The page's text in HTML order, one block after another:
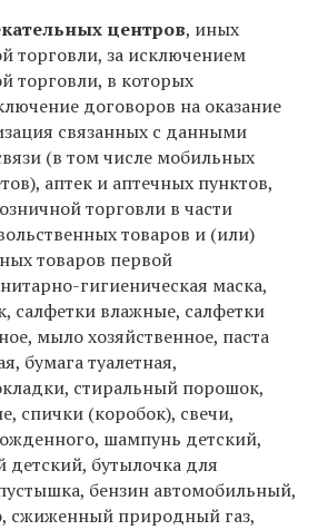
центров, иных
торговли, за исключением
торговли, в которых
договоров на оказание
связанных с данными
(в том числе мобильных
аптек и аптечных пунктов,
торговли в части
товаров и (или)
товаров первой
гигиеническая маска,
салфетки влажные, салфетки
мыло хозяйственное, паста
бумага туалетная,
стиральный порошок,
спички (коробок), свечи,
шампунь детский,
детский, бутылочка для
бензин автомобильный,
сжиженный природный газ,